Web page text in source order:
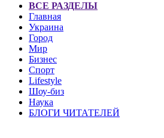
ВСЕ РАЗДЕЛЫ
Главная
Украина
Город
Мир
Бизнес
Спорт
Lifestyle
Шоу-биз
Наука
БЛОГИ ЧИТАТЕЛЕЙ